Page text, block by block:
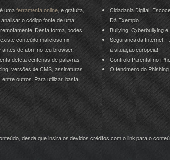
é umaferramenta online, e gratuita,
o código fonte de uma
Desta forma, podes
conteúdo malicioso no
antes de abrir no teu browser.
deteta centenas de palavras
versões de CMS, assinaturas
entre outros. Para utilizar, basta
Cidadania Digital:
Dá Exemplo
Bullying, Cyberbullying e
Segurança da Internet -
à situação europeia!
Controlo Parental no
O fenómeno do
desde que insira os devidos créditos com o link para o